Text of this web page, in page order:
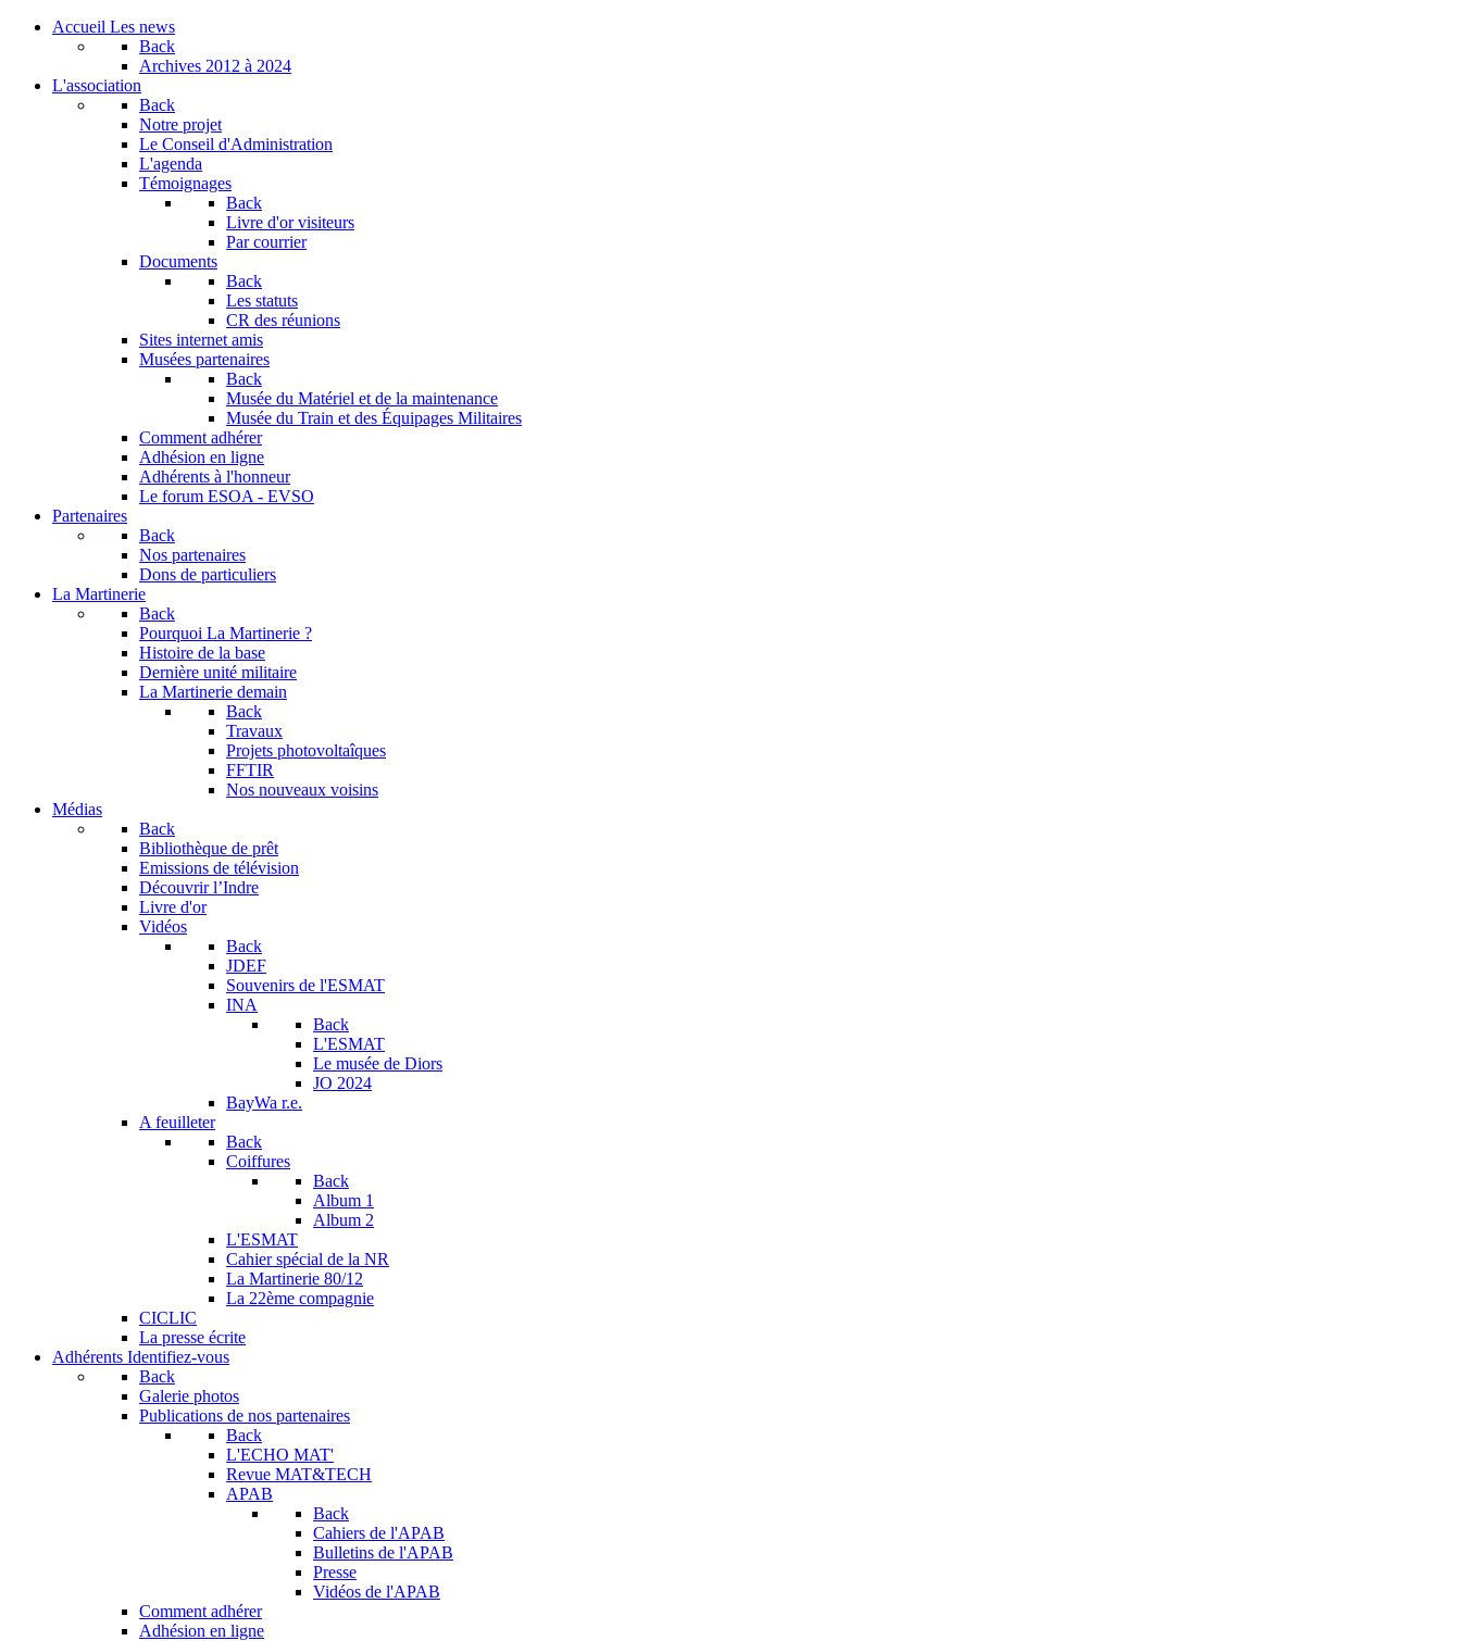
Accueil Les news
Back
Archives 2012 à 2024
L'association
Back
Notre projet
Le Conseil d'Administration
L'agenda
Témoignages
Back
Livre d'or visiteurs
Par courrier
Documents
Back
Les statuts
CR des réunions
Sites internet amis
Musées partenaires
Back
Musée du Matériel et de la maintenance
Musée du Train et des Équipages Militaires
Comment adhérer
Adhésion en ligne
Adhérents à l'honneur
Le forum ESOA - EVSO
Partenaires
Back
Nos partenaires
Dons de particuliers
La Martinerie
Back
Pourquoi La Martinerie ?
Histoire de la base
Dernière unité militaire
La Martinerie demain
Back
Travaux
Projets photovoltaîques
FFTIR
Nos nouveaux voisins
Médias
Back
Bibliothèque de prêt
Emissions de télévision
Découvrir l’Indre
Livre d'or
Vidéos
Back
JDEF
Souvenirs de l'ESMAT
INA
Back
L'ESMAT
Le musée de Diors
JO 2024
BayWa r.e.
A feuilleter
Back
Coiffures
Back
Album 1
Album 2
L'ESMAT
Cahier spécial de la NR
La Martinerie 80/12
La 22ème compagnie
CICLIC
La presse écrite
Adhérents Identifiez-vous
Back
Galerie photos
Publications de nos partenaires
Back
L'ECHO MAT'
Revue MAT&TECH
APAB
Back
Cahiers de l'APAB
Bulletins de l'APAB
Presse
Vidéos de l'APAB
Comment adhérer
Adhésion en ligne